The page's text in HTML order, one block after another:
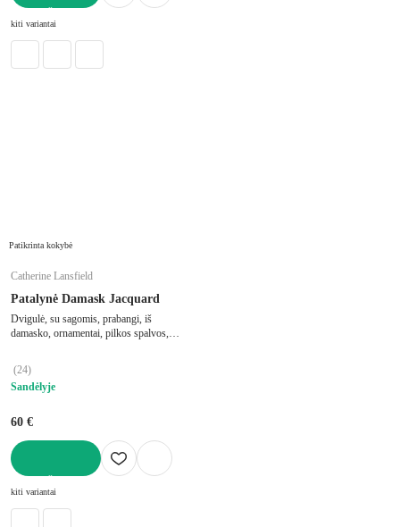
kiti variantai
Patikrinta kokybė
Catherine Lansfield
Patalynė Damask Jacquard
Dvigulė, su sagomis, prabangi, iš
damasko, ornamentai, pilkos spalvos,
(24)
Sandėlyje
60 €
kiti variantai